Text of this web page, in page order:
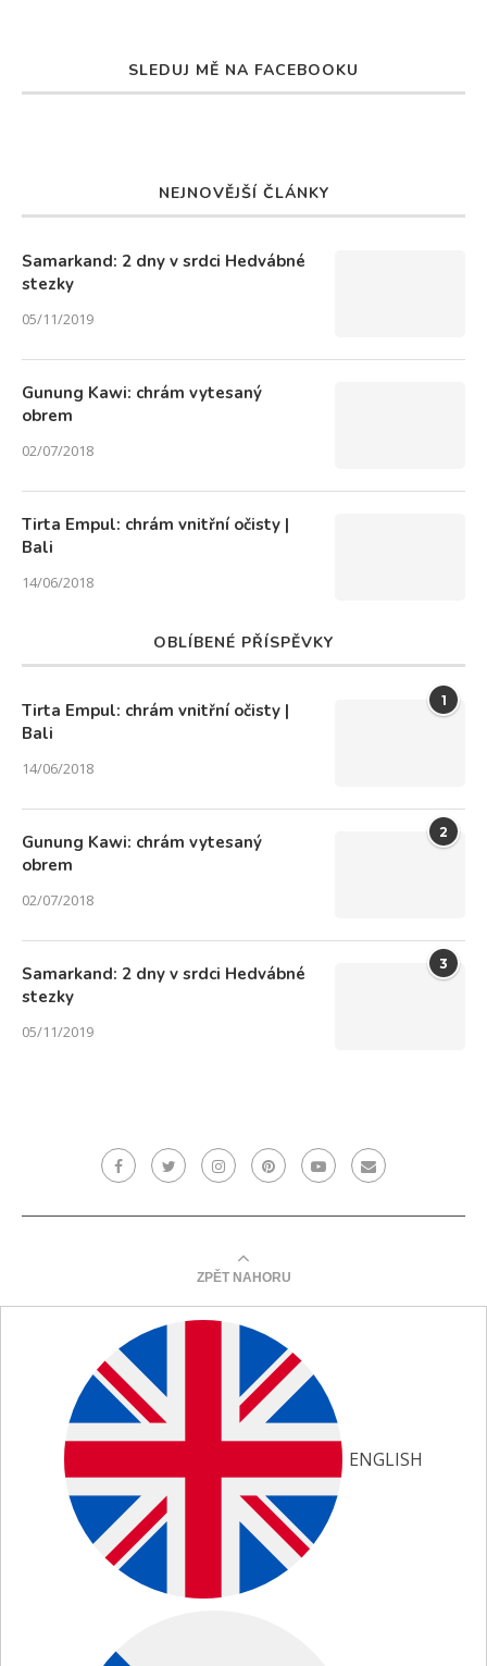
SLEDUJ MĚ NA FACEBOOKU
NEJNOVĚJŠÍ ČLÁNKY
Samarkand: 2 dny v srdci Hedvábné
stezky
05/11/2019
Gunung Kawi: chrám vytesaný
obrem
02/07/2018
Tirta Empul: chrám vnitřní očisty |
Bali
14/06/2018
OBLÍBENÉ PŘÍSPĚVKY
1
Tirta Empul: chrám vnitřní očisty |
Bali
14/06/2018
2
Gunung Kawi: chrám vytesaný
obrem
02/07/2018
3
Samarkand: 2 dny v srdci Hedvábné
stezky
05/11/2019
ZPĚT NAHORU
ENGLISH